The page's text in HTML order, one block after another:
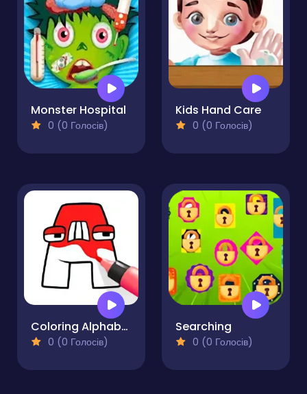
Monster Hospital
0 (0 Голосів)
Kids Hand Care
0 (0 Голосів)
Coloring Alphabet Lore
0 (0 Голосів)
Searching
0 (0 Голосів)